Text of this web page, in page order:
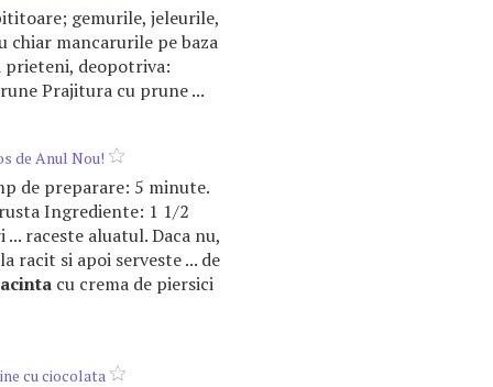
gemurile, jeleurile,
chiar mancarurile pe baza
prieteni, deopotriva:
Prajitura cu prune ...
de Anul Nou!
de preparare: 5 minute.
Ingrediente: 1 1/2
raceste aluatul. Daca nu,
racit si apoi serveste ... de
cu crema de piersici
cu ciocolata